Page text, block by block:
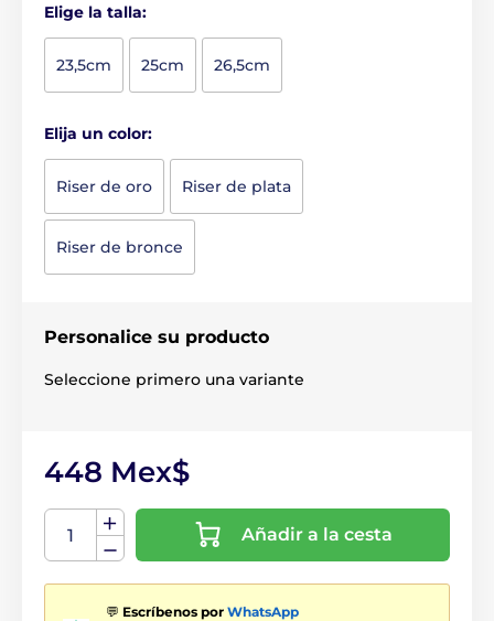
Elige la talla:
23,5cm 25cm 26,5cm
Elija un color:
Riser de oro Riser de plata
Riser de bronce
Personalice su producto
Seleccione primero una variante
448 Mex$
Añadir a la cesta
💬 Escríbenos por WhatsApp